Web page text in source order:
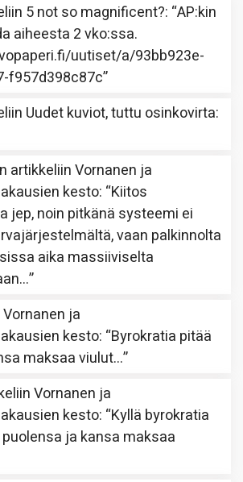
5 not so magnificent?: “AP:kin
aiheesta 2 vko:ssa.
uutiset/a/93bb923e-
f957d398c87c”
Uudet kuviot, tuttu osinkovirta:
artikkeliinVornanen ja
kesto: “Kiitos
jep, noin pitkänä systeemi ei
vaan palkinnolta
aika massiiviselta
”
Vornanen ja
kesto: “Byrokratia pitää
maksaa viulut…”
Vornanen ja
kesto: “Kyllä byrokratia
ja kansa maksaa